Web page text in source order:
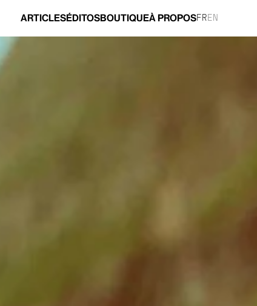
ARTICLESÉDITOSBOUTIQUEÀ PROPOSFR EN